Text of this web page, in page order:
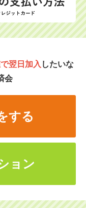
翌日加入 したいな
会
する
ョン